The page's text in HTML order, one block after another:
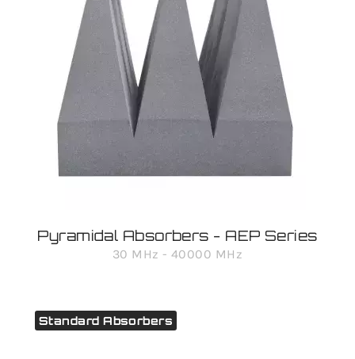
Pyramidal Absorbers - AEP Series
30 MHz - 40000 MHz
Standard Absorbers